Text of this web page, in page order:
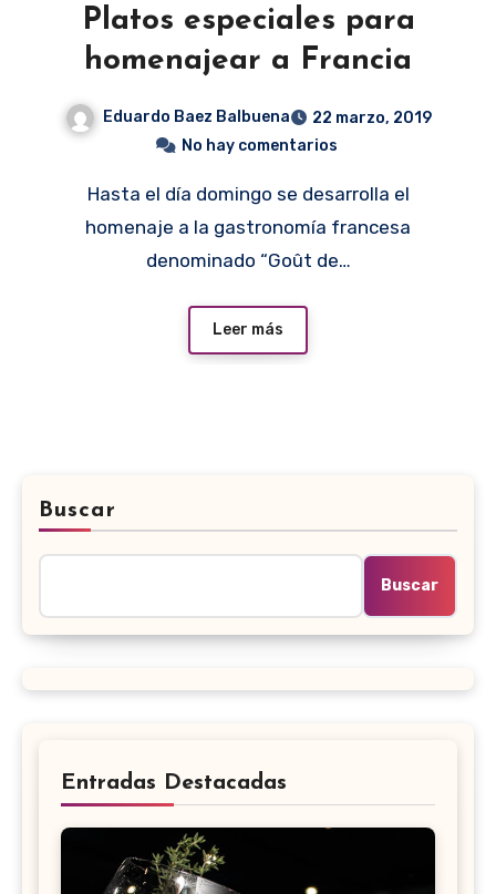
Platos especiales para
homenajear a Francia
Eduardo Baez Balbuena
22 marzo, 2019
No hay comentarios
Hasta el día domingo se desarrolla el
homenaje a la gastronomía francesa
denominado “Goût de…
Leer más
Buscar
Buscar
Entradas Destacadas